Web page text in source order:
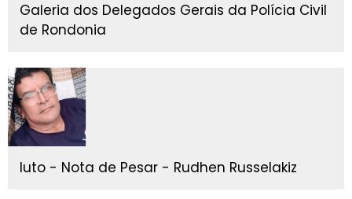
Galeria dos Delegados Gerais da Polícia Civil
de Rondonia
luto - Nota de Pesar - Rudhen Russelakiz